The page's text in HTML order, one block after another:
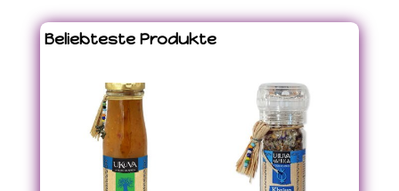
Beliebteste Produkte